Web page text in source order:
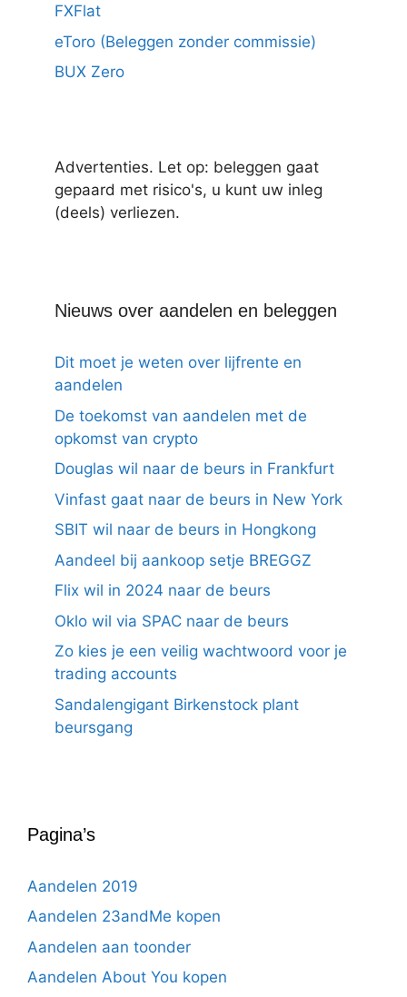
FXFlat
eToro (Beleggen zonder commissie)
BUX Zero
Advertenties. Let op: beleggen gaat
gepaard met risico's, u kunt uw inleg
(deels) verliezen.
Nieuws over aandelen en beleggen
Dit moet je weten over lijfrente en
aandelen
De toekomst van aandelen met de
opkomst van crypto
Douglas wil naar de beurs in Frankfurt
Vinfast gaat naar de beurs in New York
SBIT wil naar de beurs in Hongkong
Aandeel bij aankoop setje BREGGZ
Flix wil in 2024 naar de beurs
Oklo wil via SPAC naar de beurs
Zo kies je een veilig wachtwoord voor je
trading accounts
Sandalengigant Birkenstock plant
beursgang
Pagina’s
Aandelen 2019
Aandelen 23andMe kopen
Aandelen aan toonder
Aandelen About You kopen